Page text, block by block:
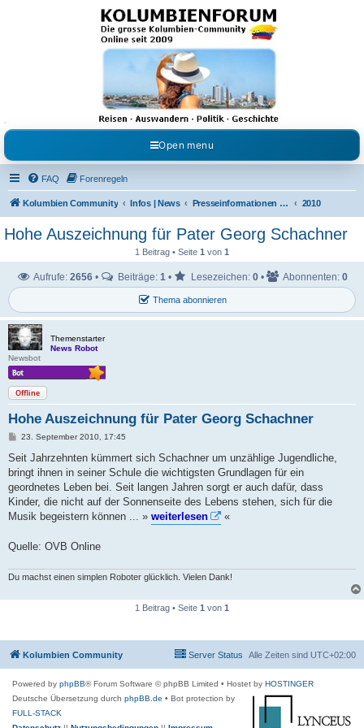
Kolumbienforum - Das
grosse Forum der
Freunde Kolumbiens
Reisen, Auswandern, Kultur, Politik, Geschichte und Visum in Kolumbien und Venezuela.
Austausch, Erfahrungen und Gemeinschaft im Kolumbienforum
Open menu
FAQ Forenregeln
Kolumbien Community Infos | News Presseinformationen & Neuigkeiten 2010
Hohe Auszeichnung für Pater Georg Schachner
1 Beitrag • Seite 1 von 1
Thema abonnieren
Aufrufe: 2656• Beiträge: 1 • Lesezeichen: 0• Abonnenten: 0
Themenstarter
News Robot
Newsbot
Offline
Hohe Auszeichnung für Pater Georg Schachner
B
i
r
a
23. September 2010, 17:45
Seit Jahrzehnten kümmert sich Schachner um unzählige Jugendliche,
bringt ihnen in seiner Schule die wichtigsten Grundlagen für ein
geordnetes Leben bei. Seit langen Jahren sorgt er auch dafür, dass
Kinder, die nicht auf der Sonnenseite des Lebens stehen, sich für die
Musik begeistern können ... » weiterlesen «
Quelle: OVB Online
Du machst einen simplen Roboter glücklich. Vielen Dank!
1 Beitrag • Seite 1 von 1
Kolumbien Community Alle Zeiten sind UTC+02:00
Server Status
Powered by phpBB® Forum Software © phpBB Limited • Hostet by HOSTINGER
Deutsche Übersetzung durch phpBB.de • Bot protection by
FULL-STACK